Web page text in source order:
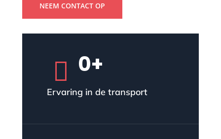
NEEM CONTACT OP
 0+
Ervaring in de transport